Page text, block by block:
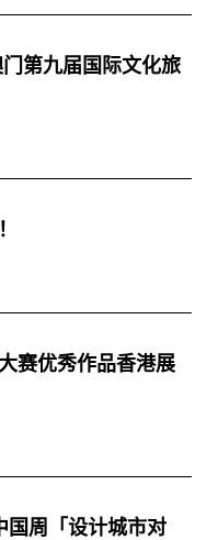
第九届国际文化旅
赛优秀作品香港展
周「设计城市对